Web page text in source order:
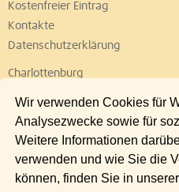
Wir verwenden Cookies für
Analysezwecke sowie für
Weitere Informationen
verwenden und wie Sie die
können, finden Sie in unserer
Kostenfreier Eintrag
Kontakte
Datenschutzerklärung
Charlottenburg
Lichtenberg
Pankow